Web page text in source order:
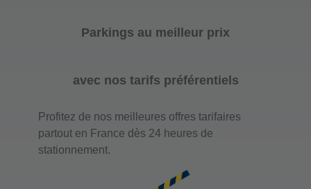
Parkings au meilleur prix
avec nos tarifs préférentiels
Profitez de nos meilleures offres tarifaires
partout en France dès 24 heures de
stationnement.